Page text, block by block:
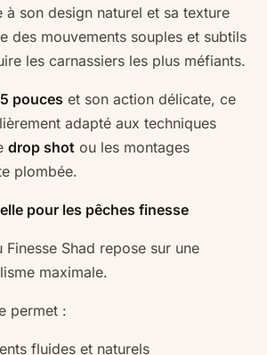
à son design naturel et sa texture
des mouvements souples et subtils
les carnassiers les plus méfiants.
5 pouces et son action délicate, ce
adapté aux techniques
drop shot ou les montages
plombée.
pour les pêches finesse
Shad repose sur une
maximale.
permet :
fluides et naturels